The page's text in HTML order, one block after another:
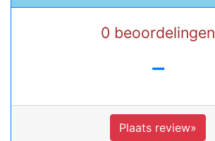
0 beoordelingen
-
Plaats review»